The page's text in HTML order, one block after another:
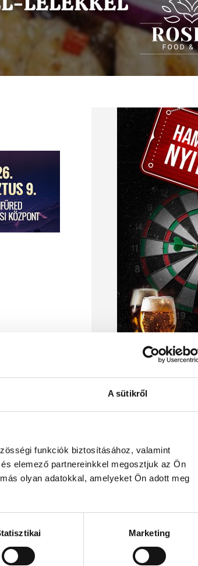
A sütikről
funkciók biztosításához, valamint
elemező partnereinkkel megosztjuk az Ön
olyan adatokkal, amelyeket Ön adott meg
Marketing
sárkányokat